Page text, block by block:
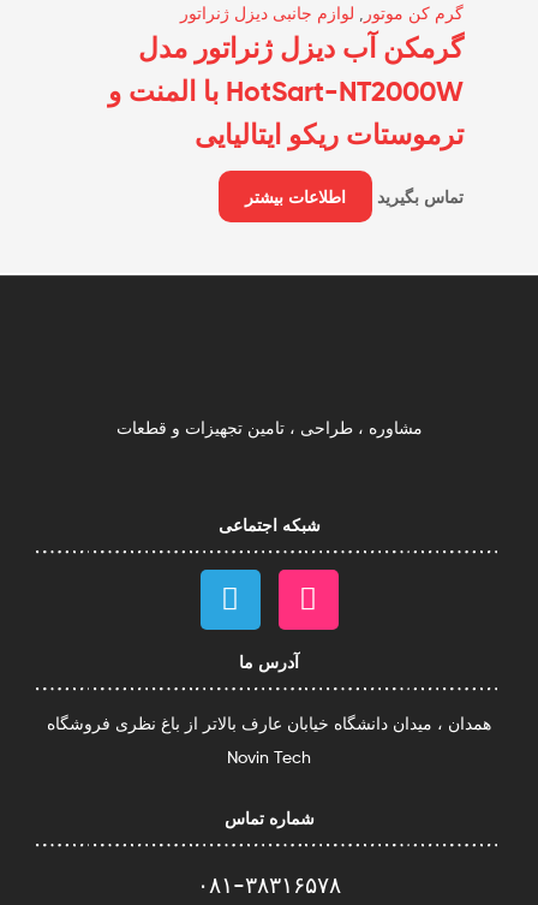
گرم کن موتور لوازم جانبی دیزل ژنراتور
گرمکن آب دیزل ژنراتور مدل
HotSart-NT2000W با المنت و
ترموستات ریکو ایتالیایی
تماس بگیرید اطلاعات بیشتر
مشاوره ، طراحی ، تامین تجهیزات و قطعات
شبکه اجتماعی
آدرس ما
همدان ، میدان دانشگاه خیابان عارف بالاتر از باغ نظری فروشگاه
Novin Tech
شماره تماس
۰۸۱-۳۸۳۱۶۵۷۸